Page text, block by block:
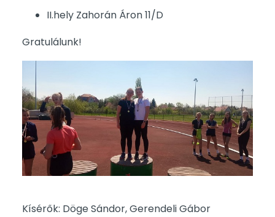
II.hely Zahorán Áron 11/D
Gratulálunk!
Kísérők: Döge Sándor, Gerendeli Gábor